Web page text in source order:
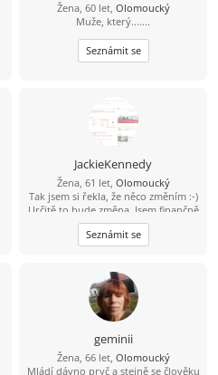
Žena, 60 let, Olomoucký
Muže, který.......
Seznámit se
JackieKennedy
Žena, 61 let, Olomoucký
Tak jsem si řekla, že něco změním :-)
Určitě to bude změna. Jsem finančně
nezávislá, ale takový kamarád na
slunce i do deště by mohl být fajn :-)
Jsem pěkná , ne pro každého...Mám
že chlap bude pro mě to nejlepší, co
mám mít, tak třeba mají synové
pravdu :-) Dělám to i pro sebe,, mám
ráda život na pohodu, ale pohodlná
nejsem, mám fenku Jackii a patří do
rodiny,:-)
Seznámit se
geminii
Žena, 66 let, Olomoucký
Mládí dávno pryč a stejně se člověku